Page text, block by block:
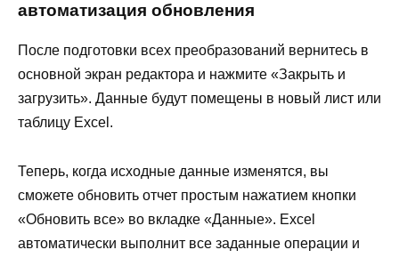
автоматизация обновления
После подготовки всех преобразований вернитесь в
основной экран редактора и нажмите «Закрыть и
загрузить». Данные будут помещены в новый лист или
таблицу Excel.
Теперь, когда исходные данные изменятся, вы
сможете обновить отчет простым нажатием кнопки
«Обновить все» во вкладке «Данные». Excel
автоматически выполнит все заданные операции и